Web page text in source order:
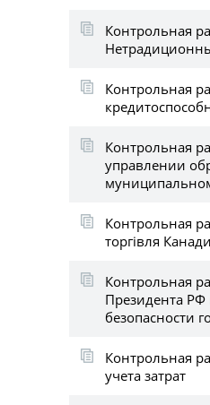
Контрольная
Контрольная
Контрольная
управлении
Контрольная
торгівля Канади
Контрольная
Президента
безопасности
Контрольная
учета затрат